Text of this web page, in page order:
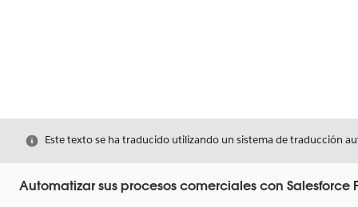
Cerrar
Este texto se ha traducido utilizando un sistema de traducción
Automatizar sus procesos comerciales con Salesforce